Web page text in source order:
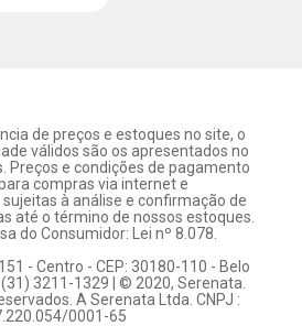
de preços e estoques no site, o
válidos são os apresentados no
Preços e condições de pagamento
compras via internet e
à análise e confirmação de
até o término de nossos estoques.
do Consumidor: Lei nº 8.078.
- Centro - CEP: 30180-110 - Belo
3211-1329 | © 2020, Serenata.
A Serenata Ltda. CNPJ :
0001-65